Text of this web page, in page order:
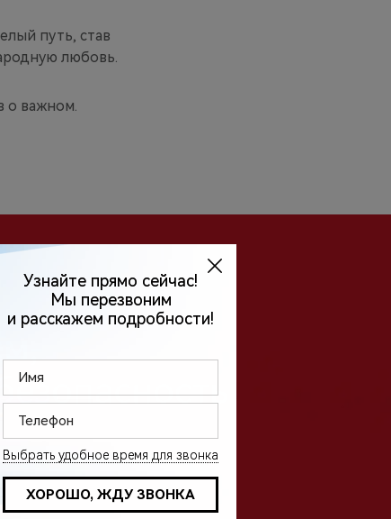
путь, став
любовь.
о важном.